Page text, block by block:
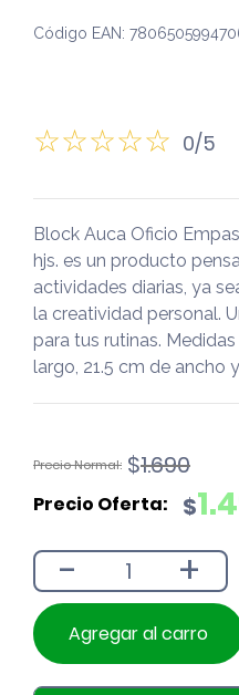
Código EAN:
0/5
Block Auca Oficio
hjs. es un producto
actividades diarias, ya
la creatividad personal.
para tus rutinas.
largo, 21.5 cm de ancho
$1.690
El
original
$1.690.
$
El
actual
$1.490.
- +
Agregar al carro